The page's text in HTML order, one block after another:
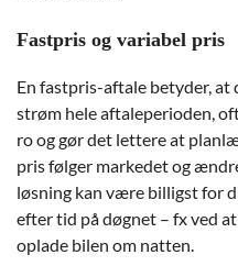
Fastpris og variabel pris
En fastpris-aftale betyder, at
strøm hele aftaleperioden,
ro og gør det lettere at
pris følger markedet og
løsning kan være billigst for
efter tid på døgnet – fx ved
oplade bilen om natten.